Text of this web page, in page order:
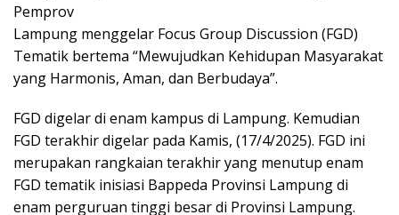
Pemprov
Lampung menggelar Focus Group Discussion (FGD)
Tematik bertema “Mewujudkan Kehidupan Masyarakat
yang Harmonis, Aman, dan Berbudaya”.
FGD digelar di enam kampus di Lampung. Kemudian
FGD terakhir digelar pada Kamis, (17/4/2025). FGD ini
merupakan rangkaian terakhir yang menutup enam
FGD tematik inisiasi Bappeda Provinsi Lampung di
enam perguruan tinggi besar di Provinsi Lampung.